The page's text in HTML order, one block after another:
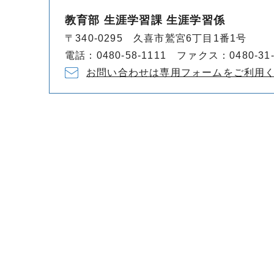
教育部 生涯学習課 生涯学習係
〒340-0295 久喜市鷲宮6丁目1番1号
電話：0480-58-1111 ファクス：0480-
お問い合わせは専用フォームをご利用く